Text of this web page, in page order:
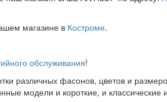
магазине в Костроме.
обслуживания!
различных фасонов, цветов и
модели и короткие, и